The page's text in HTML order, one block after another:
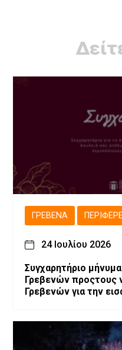
ΓΡΕΒΕΝΆ
24 Ιουλίου 2026
Συγχαρητήριο
Γρεβενών προςτους
Γρεβενών για την